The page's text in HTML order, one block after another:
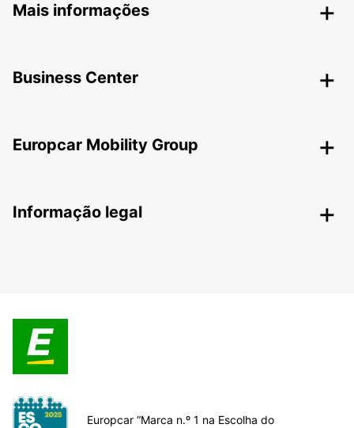
Mais informações
Business Center
Europcar Mobility Group
Informação legal
Europcar “Marca n.º 1 na Escolha do